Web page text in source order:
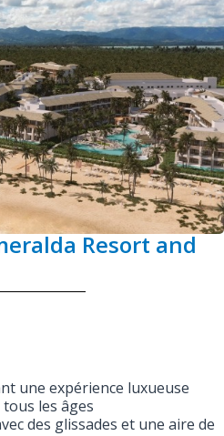
Resort and
une expérience luxueuse
les âges
des glissades et une aire de